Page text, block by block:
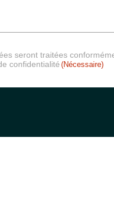
seront traitées
confidentialité (Nécessaire)